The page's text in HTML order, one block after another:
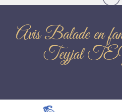
Avis Balade en
Teyjat